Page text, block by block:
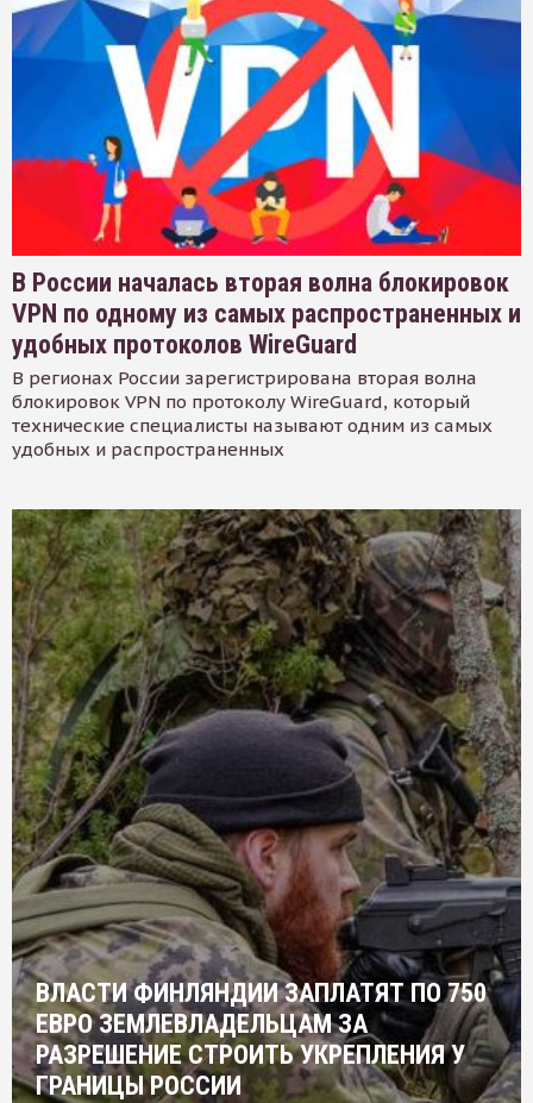
В России началась вторая волна блокировок
VPN по одному из самых распространенных и
удобных протоколов WireGuard
В регионах России зарегистрирована вторая волна
блокировок VPN по протоколу WireGuard, который
технические специалисты называют одним из самых
удобных и распространенных
ВЛАСТИ ФИНЛЯНДИИ ЗАПЛАТЯТ ПО 750
ЕВРО ЗЕМЛЕВЛАДЕЛЬЦАМ ЗА
РАЗРЕШЕНИЕ СТРОИТЬ УКРЕПЛЕНИЯ У
ГРАНИЦЫ РОССИИ